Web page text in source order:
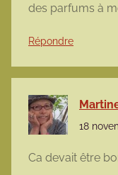
des parfums à
Répondre
18
Ca devait être